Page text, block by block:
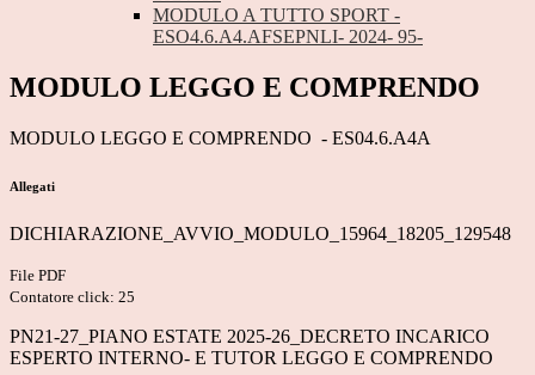
MODULO A TUTTO SPORT -
ESO4.6.A4.AFSEPNLI- 2024- 95-
MODULO LEGGO E COMPRENDO
MODULO LEGGO E COMPRENDO - ES04.6.A4A
Allegati
DICHIARAZIONE_AVVIO_MODULO_15964_18205_129548
File PDF
Contatore click: 25
PN21-27_PIANO ESTATE 2025-26_DECRETO INCARICO
ESPERTO INTERNO- E TUTOR LEGGO E COMPRENDO